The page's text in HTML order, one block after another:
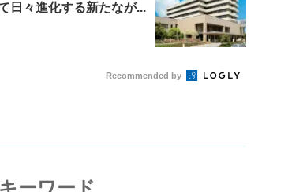
日々進化する新たなが...
Recommended by